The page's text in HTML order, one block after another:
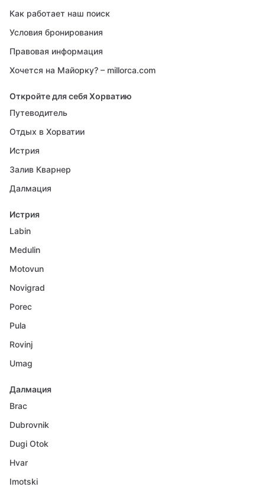
Как работает наш поиск
Условия бронирования
Правовая информация
Хочется на Майорку? – millorca.com
Откройте для себя Хорватию
Путеводитель
Отдых в Хорватии
Истрия
Залив Кварнер
Далмация
Истрия
Labin
Medulin
Motovun
Novigrad
Porec
Pula
Rovinj
Umag
Далмация
Brac
Dubrovnik
Dugi Otok
Hvar
Imotski